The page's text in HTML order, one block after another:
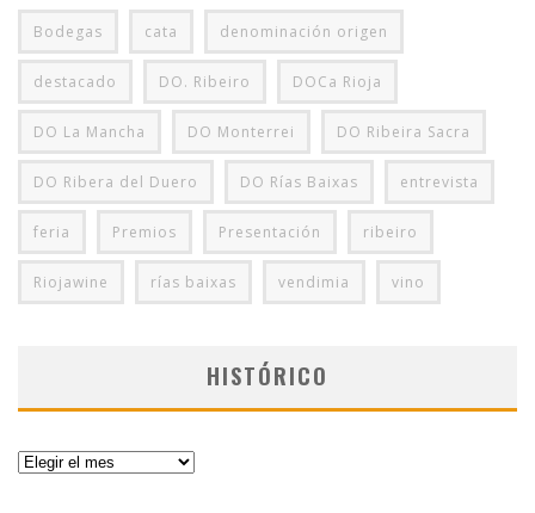
Bodegas cata denominación origen
destacado DO. Ribeiro DOCa Rioja
DO La Mancha DO Monterrei DO Ribeira Sacra
DO Ribera del Duero DO Rías Baixas entrevista
feria Premios Presentación ribeiro
Riojawine rías baixas vendimia vino
HISTÓRICO
Histórico